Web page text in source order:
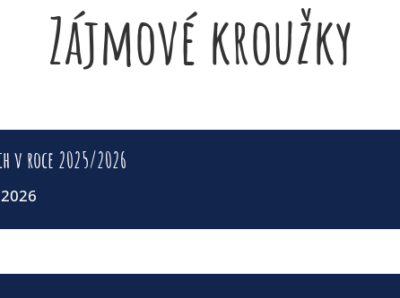
Zájmové kroužky
v roce 2025/2026